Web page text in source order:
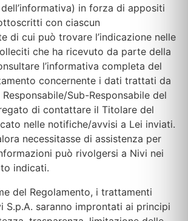
in forza di appositi
con ciascun
di cui può trovare l’indicazione nelle
che ha ricevuto da parte della
l’informativa completa del
concernente i dati trattati da
Sub-Responsabile del
di contattare il Titolare del
nelle notifiche/avvisi a Lei inviati.
necessitasse di assistenza per
può rivolgersi a Nivi nei
indicati.
del Regolamento, i trattamenti
S.p.A. saranno improntati ai principi